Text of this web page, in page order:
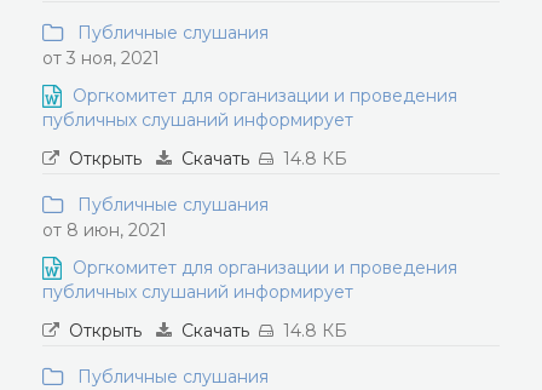
Публичные слушания
от 3 ноя, 2021
Оргкомитет для организации и проведения
публичных слушаний информирует
Открыть
Скачать 14.8 КБ
Публичные слушания
от 8 июн, 2021
Оргкомитет для организации и проведения
публичных слушаний информирует
Открыть
Скачать 14.8 КБ
Публичные слушания